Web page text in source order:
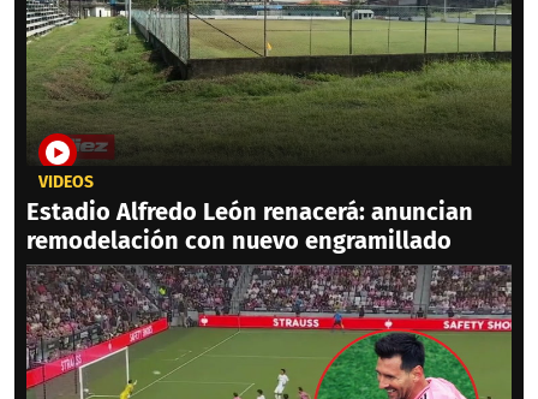
VIDEOS
Estadio Alfredo León renacerá: anuncian
remodelación con nuevo engramillado